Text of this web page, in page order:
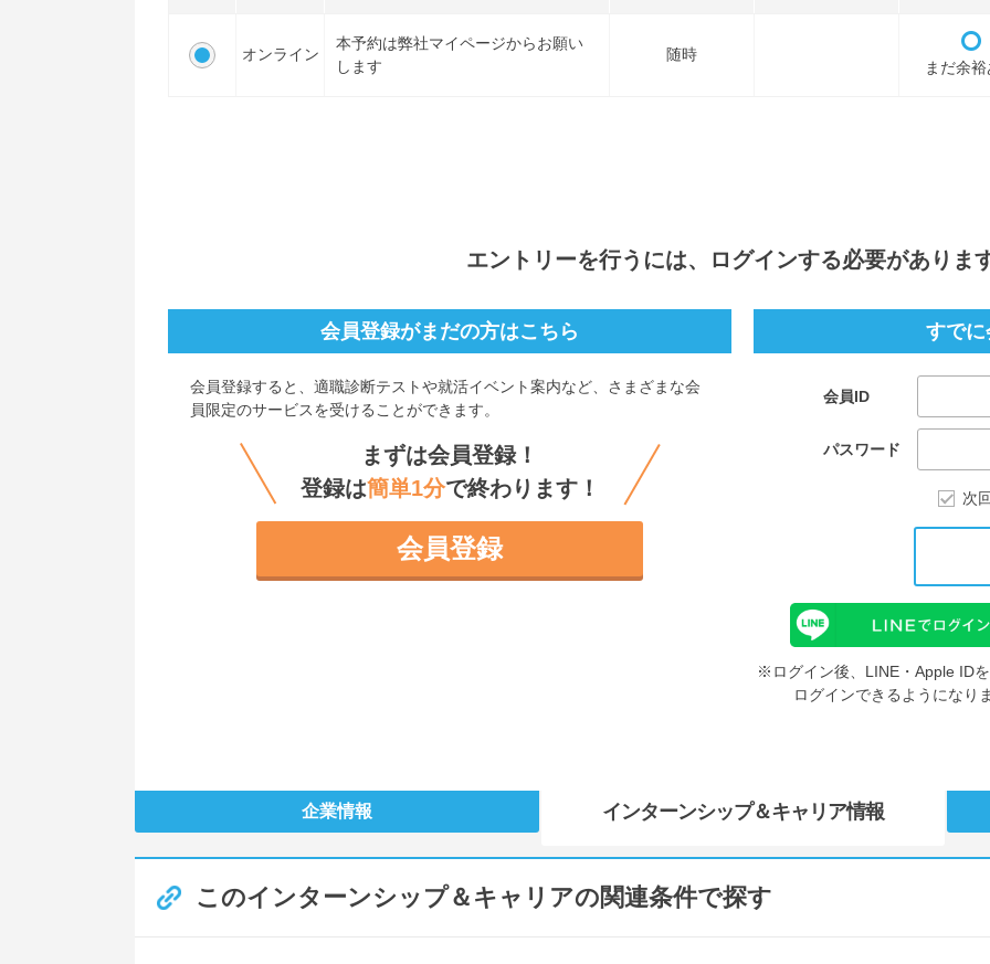
オンライン
本予約は弊社マイページからお願い
します
随時
まだ余裕
エントリーを行うには、ログインする必要があります
すでに
会員ID
パスワード
次
※ログイン後、LINE・Apple ID
ログインできるようになり
会員登録がまだの方はこちら
会員登録すると、 適職診断テストや就活イベント案内など、さまざまな会
員限定のサービスを受けることができます。
まずは会員登録！
登録は簡単1分で終わります！
会員登録
企業情報 インターンシップ＆キャリア情報
このインターンシップ＆キャリアの関連条件で探す